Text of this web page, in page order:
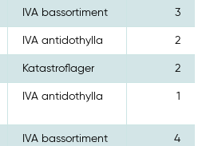
IVA bassortiment 3
IVA antidothylla 2
Katastroflager 2
IVA antidothylla 1
IVA bassortiment 4